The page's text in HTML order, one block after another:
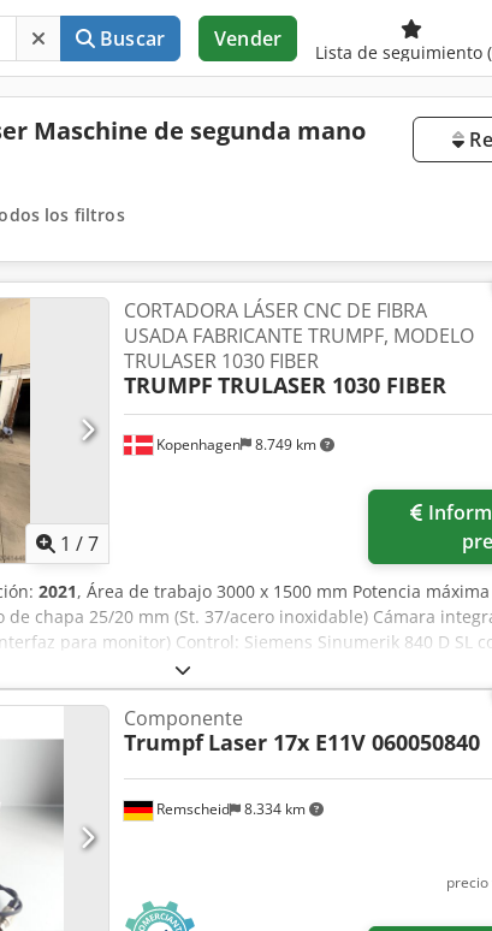
Buscar Vender
Lista de seguimiento
Maschine de segunda mano
los filtros
1 /7
Kopenhagen 8.749 km
CORTADORA LÁSER CNC DE FIBRA
USADA FABRICANTE TRUMPF, MODELO
TRULASER 1030 FIBER
TRUMPF TRULASER 1030 FIBER
2021, Área de trabajo 3000 x 1500 mm Potencia
de chapa 25/20 mm (St. 37/acero inoxidable) Cámara
para monitor) Control: Siemens Sinumerik 840 D SL
de velocidad Apagado automático programable de la
de corte de latón Equipado con: Cambio automático de
de adquisición en 2021: 2.700.000 DKK sin IVA.
Remscheid 8.334 km
Componente
Trumpf Laser 17x E11V 060050840
precio